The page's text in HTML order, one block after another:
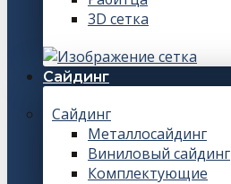
3D сетка
Сайдинг
Сайдинг
Металлосайдинг
Виниловый сайдинг
Комплектующие